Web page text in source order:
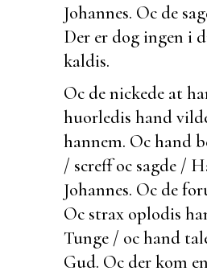
Johannes. Oc de
Der er dog ingen i
kaldis.
Oc de nickede at
huorledis hand
hannem. Oc hand
/ screff oc sagde /
Johannes. Oc de
Oc strax oplodis
Tunge / oc hand
Gud. Oc der kom